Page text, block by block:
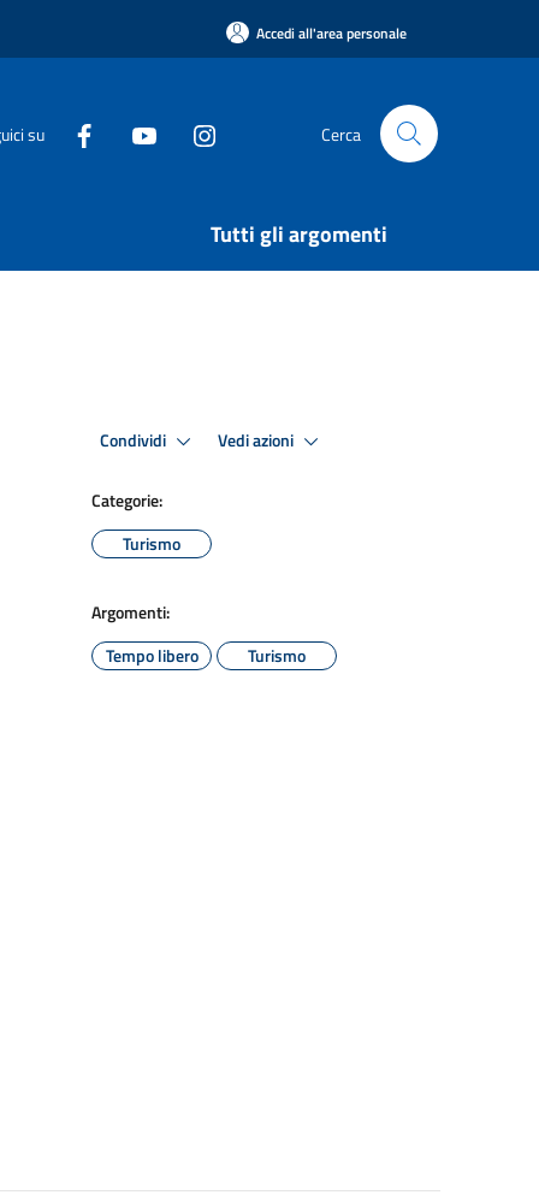
Accedi all'area personale
su Cerca
Tutti gli argomenti
Condividi Vedi azioni
Categorie:
Turismo
Argomenti:
Tempo libero
Turismo